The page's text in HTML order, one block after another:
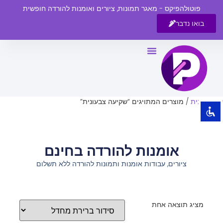
visibility_off השבת את ההבזקים
title סמן כותרות
צבע רקע
zoom_out
הקטנת גופן
הגדלת גופן
ניגודיות בהירה
פוטולהפיקס - מאגר תמונות, ציורים ואומנות להורדה חופשית
בואו נדבר
עמוד הבית / מוצרים המתויגים “שקיעה צבעונית”
אומנות להורדה בחינם
ציורים, עבודות אומנות ותמונות להורדה ללא תשלום
מציג תוצאה אחת